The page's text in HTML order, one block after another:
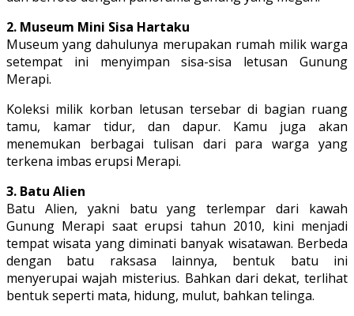
2. Museum Mini Sisa Hartaku
Museum yang dahulunya merupakan rumah milik warga
setempat ini menyimpan sisa-sisa letusan Gunung
Merapi.
Koleksi milik korban letusan tersebar di bagian ruang
tamu, kamar tidur, dan dapur. Kamu juga akan
menemukan berbagai tulisan dari para warga yang
terkena imbas erupsi Merapi.
3. Batu Alien
Batu Alien, yakni batu yang terlempar dari kawah
Gunung Merapi saat erupsi tahun 2010, kini menjadi
tempat wisata yang diminati banyak wisatawan. Berbeda
dengan batu raksasa lainnya, bentuk batu ini
menyerupai wajah misterius. Bahkan dari dekat, terlihat
bentuk seperti mata, hidung, mulut, bahkan telinga.